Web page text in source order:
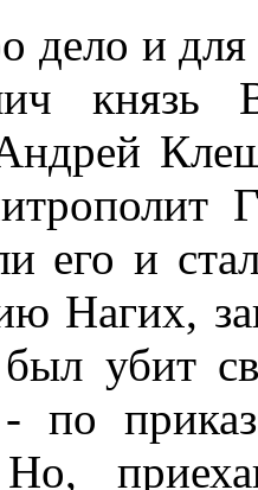
дело и
князь
его и
Нагих,
убит
по
Но,